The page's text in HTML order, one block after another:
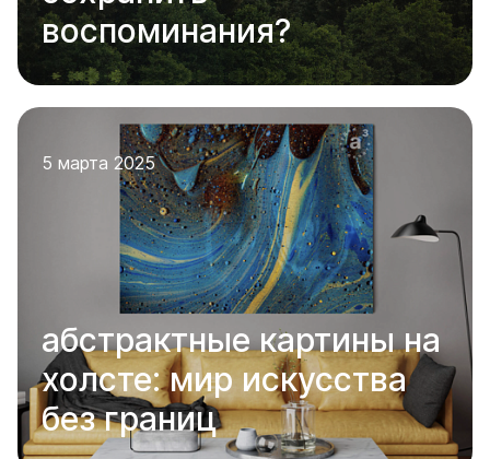
воспоминания?
5 марта 2025
абстрактные картины на
холсте: мир искусства
без границ